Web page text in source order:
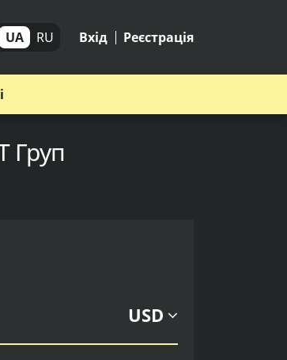
UA RU Вхід Реєстрація
Груп
USD